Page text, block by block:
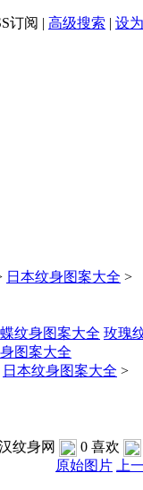
订阅 | 高级搜索 | 设
日本纹身图案大全 >
纹身图案大全 玫瑰
图案大全
日本纹身图案大全 >
纹身网 0 喜欢
原始图片 上